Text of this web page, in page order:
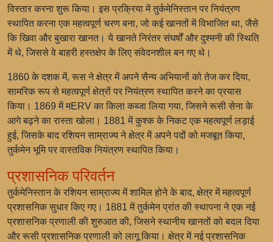
विस्तार करना शुरू किया। इस प्रक्रिया में तुर्कमेनिस्तान पर नियंत्रण
स्थापित करना एक महत्वपूर्ण चरण बना, जो कई खानतों में विभाजित था, जैसे
कि खिवा और बुखारा खानत। ये खानते निरंतर संघर्षों और दुश्मनी की स्थिति
में थे, जिससे वे बाहरी हस्तक्षेप के लिए संवेदनशील बन गए थे।
1860 के दशक में, रूस ने क्षेत्र में अपने सैन्य अभियानों को तेज कर दिया,
सामरिक रूप से महत्वपूर्ण क्षेत्रों पर नियंत्रण स्थापित करने का प्रयास
किया। 1869 में मERV का किला कब्जा लिया गया, जिसने रूसी सेना के
आगे बढ़ने का रास्ता खोला। 1881 में कुश्क के निकट एक महत्वपूर्ण लड़ाई
हुई, जिसके बाद रशियन साम्राज्य ने क्षेत्र में अपने पदों को मजबूत किया,
तुर्कमेन भूमि पर वास्तविक नियंत्रण स्थापित किया।
प्रशासनिक परिवर्तन
तुर्कमेनिस्तान के रशियन साम्राज्य में शामिल होने के बाद, क्षेत्र में महत्वपूर्ण
प्रशासनिक सुधार किए गए। 1881 में तुर्कमेन प्रांत की स्थापना ने एक नई
प्रशासनिक प्रणाली की शुरुआत की, जिसने स्थानीय खानतों को बदल दिया
और रूसी प्रशासनिक प्रणाली को लागू किया। क्षेत्र में नई प्रशासनिक